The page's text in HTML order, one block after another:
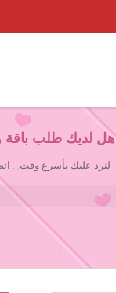
هل لديك طلب باقة
لنرد عليك بأسرع وقت...